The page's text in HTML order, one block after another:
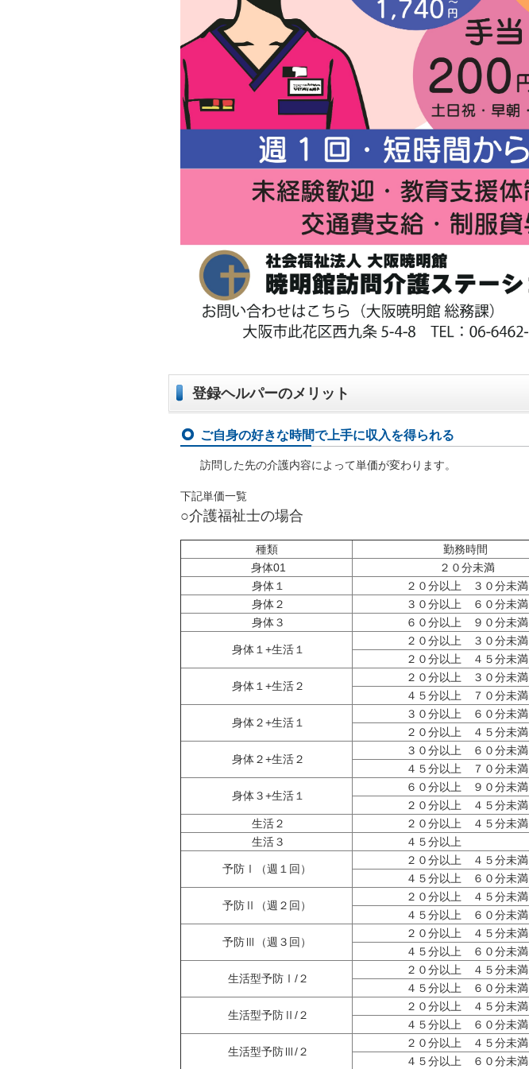
登録ヘルパーのメリット
ご自身の好きな時間で上手に収入を得られる
訪問した先の介護内容によって単価が変わります。
下記単価一覧
○介護福祉士の場合
種類 勤務時間
身体01
２０分未満
身体１
２０分以上 ３０分未満
身体２
３０分以上 ６０分未満
身体３
６０分以上 ９０分未満
身体１+生活１
２０分以上 ３０分未満
２０分以上 ４５分未満
身体１+生活２
２０分以上 ３０分未満
４５分以上 ７０分未満
身体２+生活１
３０分以上 ６０分未満
２０分以上 ４５分未満
身体２+生活２
３０分以上 ６０分未満
４５分以上 ７０分未満
身体３+生活１
６０分以上 ９０分未満
２０分以上 ４５分未満
生活２
２０分以上 ４５分未満
生活３
４５分以上
予防Ⅰ（週１回）
２０分以上 ４５分未満
４５分以上 ６０分未満
予防Ⅱ（週２回）
２０分以上 ４５分未満
４５分以上 ６０分未満
予防Ⅲ（週３回）
２０分以上 ４５分未満
４５分以上 ６０分未満
生活型予防Ⅰ/２
２０分以上 ４５分未満
４５分以上 ６０分未満
生活型予防Ⅱ/２
２０分以上 ４５分未満
４５分以上 ６０分未満
生活型予防Ⅲ/２
２０分以上 ４５分未満
４５分以上 ６０分未満